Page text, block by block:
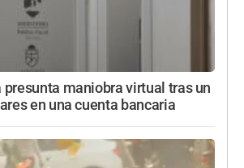
presunta maniobra virtual tras un
en una cuenta bancaria